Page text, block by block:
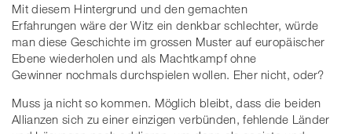
Mit diesem Hintergrund und den gemachten
Erfahrungen wäre der Witz ein denkbar schlechter, würde
man diese Geschichte im grossen Muster auf europäischer
Ebene wiederholen und als Machtkampf ohne
Gewinner nochmals durchspielen wollen. Eher nicht, oder?
Muss ja nicht so kommen. Möglich bleibt, dass die beiden
Allianzen sich zu einer einzigen verbünden, fehlende Länder